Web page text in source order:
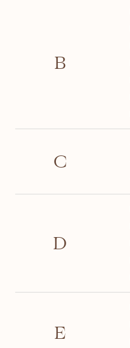
B
C
D
E